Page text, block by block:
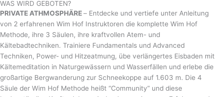
WAS WIRD GEBOTEN?
PRIVATE ATHMOSPHÄRE– Entdecke und vertiefe unter Anleitung
von 2 erfahrenen Wim Hof Instruktoren die komplette Wim Hof
Methode, ihre 3 Säulen, ihre kraftvollen Atem- und
Kältebadtechniken. Trainiere Fundamentals und Advanced
Techniken, Power- und Hitzeatmung, übe verlängertes Eisbaden mit
Kältemeditation in Naturgewässern und Wasserfällen und erlebe die
großartige Bergwanderung zur Schneekoppe auf 1.603 m. Die 4
Säule der Wim Hof Methode heißt “Community” und diese